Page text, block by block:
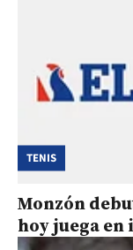
TENIS
Monzón
hoy juega